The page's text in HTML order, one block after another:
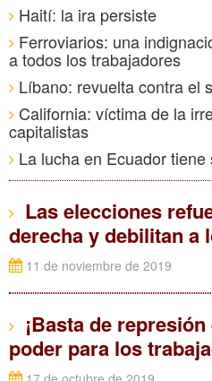
Haití: la ira persiste
Ferroviarios: una
a todos los trabajadores
Líbano: revuelta contra el
California: víctima de la
capitalistas
La lucha en Ecuador
Las elecciones
derecha y debilitan a
11 de noviembre de 2019
¡Basta de
poder para los